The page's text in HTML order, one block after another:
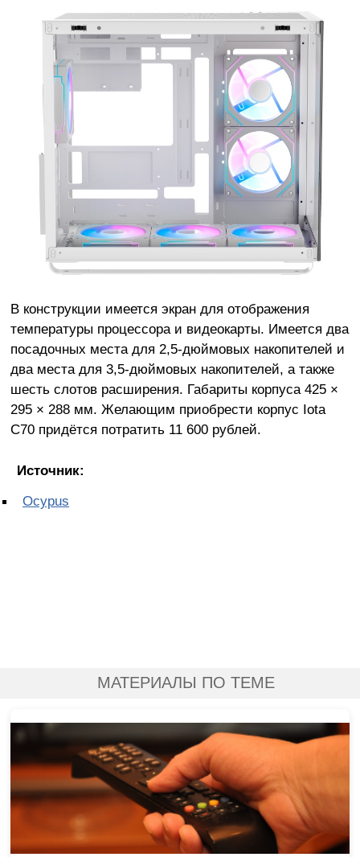
В конструкции имеется экран для отображения
температуры процессора и видеокарты. Имеется два
посадочных места для 2,5-дюймовых накопителей и
два места для 3,5-дюймовых накопителей, а также
шесть слотов расширения. Габариты корпуса 425 ×
295 × 288 мм. Желающим приобрести корпус Iota
C70 придётся потратить 11 600 рублей.
Источник:
Ocypus
МАТЕРИАЛЫ ПО ТЕМЕ